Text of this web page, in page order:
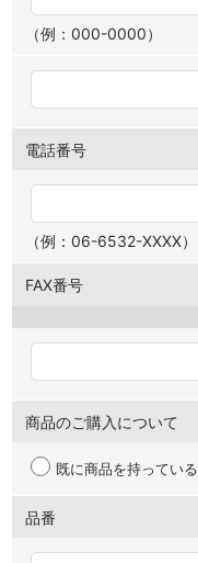
（例：000-0000）
電話番号
（例：06-6532-XXXX）
FAX番号
商品のご購入について
既に商品を持っている
品番